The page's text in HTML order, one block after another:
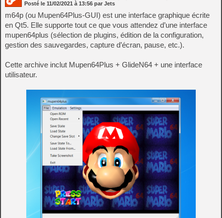
Posté le 11/02/2021 à 13:56 par Jets
m64p (ou Mupen64Plus-GUI) est une interface graphique écrite
en Qt5. Elle supporte tout ce que vous attendez d’une interface
mupen64plus (sélection de plugins, édition de la configuration,
gestion des sauvegardes, capture d’écran, pause, etc.).
Cette archive inclut Mupen64Plus + GlideN64 + une interface
utilisateur.